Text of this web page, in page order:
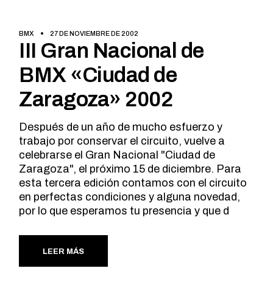
BMX 27 DE NOVIEMBRE DE 2002
III Gran Nacional de
BMX «Ciudad de
Zaragoza» 2002
Después de un año de mucho esfuerzo y
trabajo por conservar el circuito, vuelve a
celebrarse el Gran Nacional "Ciudad de
Zaragoza", el próximo 15 de diciembre. Para
esta tercera edición contamos con el circuito
en perfectas condiciones y alguna novedad,
por lo que esperamos tu presencia y que d
LEER MÁS